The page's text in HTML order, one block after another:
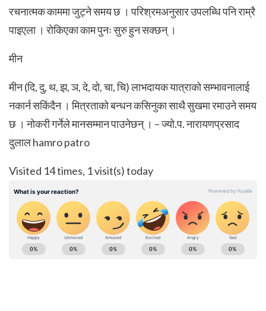
रचनात्मक काममा जुट्ने समय छ । परिश्रमअनुसार उपलब्धि पनि राम्रै
पाइएला । रोकिएका काम पुनः सुरु हुन सक्छन् ।
मीन
मीन (दि, दु, थ, झ, ञ, दे, दो, चा, चि) लाभदायक यात्राको सम्भावनालाई
नकार्न सकिंदैन । मित्रताको बन्धन कसिनुका साथै सुखमा रमाउने समय
छ । नोकरी गर्नेले मानसम्मान पाउनेछन् । – ज्यो.प. नारायणप्रसाद
दुलाल hamro patro
Visited 14 times, 1 visit(s) today